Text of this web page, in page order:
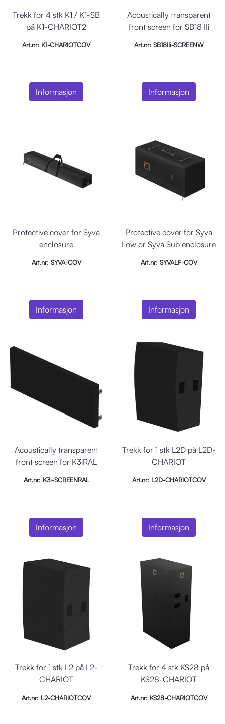
Trekk for 4 stk K1 / K1-SB
på K1-CHARIOT2
Art.nr: K1-CHARIOTCOV
Informasjon
Acoustically transparent
front screen for SB18 IIi
Art.nr: SB18IIi-SCREENW
Informasjon
Protective cover for Syva
enclosure
Art.nr: SYVA-COV
Informasjon
Protective cover for Syva
Low or Syva Sub enclosure
Art.nr: SYVALF-COV
Informasjon
Acoustically transparent
front screen for K3iRAL
Art.nr: K3i-SCREENRAL
Informasjon
Trekk for 1 stk L2D på L2D-
CHARIOT
Art.nr: L2D-CHARIOTCOV
Informasjon
Trekk for 1 stk L2 på L2-
CHARIOT
Art.nr: L2-CHARIOTCOV
Trekk for 4 stk KS28 på
KS28-CHARIOT
Art.nr: KS28-CHARIOTCOV